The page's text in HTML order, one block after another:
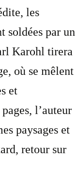
les
soldées par un
Karohl tirera
où se mêlent
et
l’auteur
paysages et
retour sur